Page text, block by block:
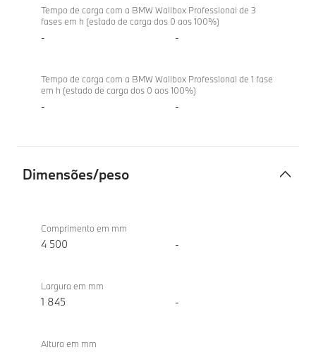
Tempo de carga com a BMW Wallbox Professional de 3
fases em h (estado de carga dos 0 aos 100%)
- -
Tempo de carga com a BMW Wallbox Professional de 1 fase
em h (estado de carga dos 0 aos 100%)
- -
Dimensões/peso
eDrive20
Comprimento em mm
4 500 -
Largura em mm
1 845 -
Altura em mm